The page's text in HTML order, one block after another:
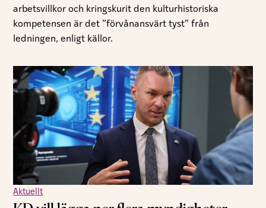
arbetsvillkor och kringskurit den kulturhistoriska
kompetensen är det ”förvånansvärt tyst” från
ledningen, enligt källor.
Aktuellt